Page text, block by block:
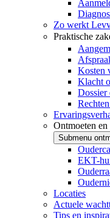
Zo werkt
Praktische
Kosten
Klacht
Dossier
Ontmoeten en
Submenu
EKT-
Locaties
Actuele
Tips en